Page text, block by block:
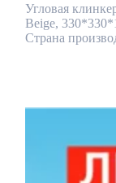
Paradyz
Aquarius
Beige,
Угловая
Beige,
Страна